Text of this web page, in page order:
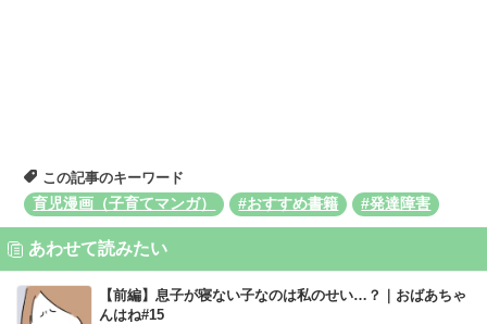
この記事のキーワード
育児漫画（子育てマンガ）
#おすすめ書籍 #発達障害
あわせて読みたい
【前編】息子が寝ない子なのは私のせい…？｜おばあちゃ
んはね#15